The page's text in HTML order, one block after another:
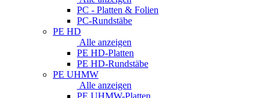
PC - Platten & Folien
PC-Rundstäbe
PE HD
Alle anzeigen
PE HD-Platten
PE HD-Rundstäbe
PE UHMW
Alle anzeigen
PE UHMW-Platten